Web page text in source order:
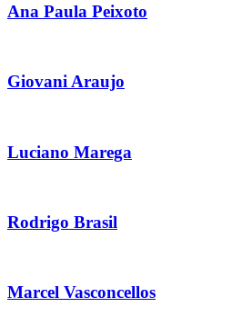
Ana Paula Peixoto
Giovani Araujo
Luciano Marega
Rodrigo Brasil
Marcel Vasconcellos